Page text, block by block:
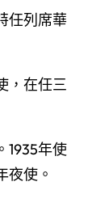
任列席華
，在任三
1935年使
夜使。